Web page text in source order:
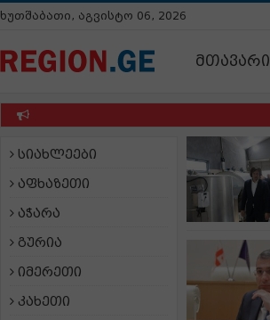
ხუთშაბათი, აგვისტო 06, 2026
მთავარი
სიახლეები
აფხაზეთი
აჭარა
გურია
იმერეთი
კახეთი